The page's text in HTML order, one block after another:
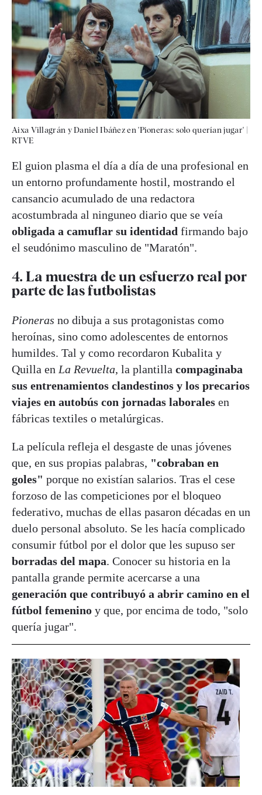
Aixa Villagrán y Daniel Ibáñez en 'Pioneras: solo querían jugar'
RTVE
El guion plasma el día a día de una profesional en
un entorno profundamente hostil, mostrando el
cansancio acumulado de una redactora
acostumbrada al ninguneo diario que se veía
obligada a camuflar su identidad firmando bajo
el seudónimo masculino de "Maratón".
4. La muestra de un esfuerzo real por
parte de las futbolistas
Pioneras no dibuja a sus protagonistas como
heroínas, sino como adolescentes de entornos
humildes. Tal y como recordaron Kubalita y
Quilla en La Revuelta, la plantilla compaginaba
sus entrenamientos clandestinos y los precarios
viajes en autobús con jornadas laborales en
fábricas textiles o metalúrgicas.
La película refleja el desgaste de unas jóvenes
que, en sus propias palabras, "cobraban en
goles" porque no existían salarios. Tras el cese
forzoso de las competiciones por el bloqueo
federativo, muchas de ellas pasaron décadas en un
duelo personal absoluto. Se les hacía complicado
consumir fútbol por el dolor que les supuso ser
borradas del mapa. Conocer su historia en la
pantalla grande permite acercarse a una
generación que contribuyó a abrir camino en el
fútbol femenino y que, por encima de todo, "solo
quería jugar".